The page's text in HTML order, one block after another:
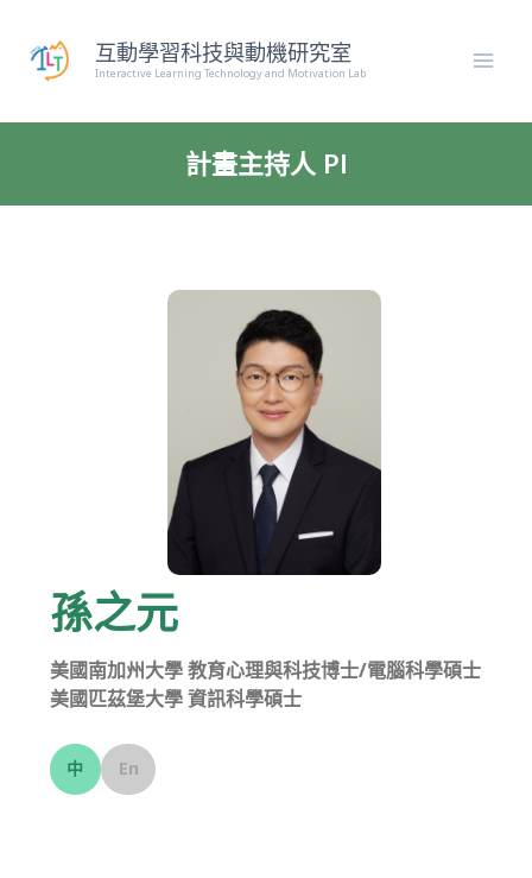
內
互動學習科技與動機研究室
Interactive Learning Technology and Motivation Lab
計畫主持人 Pl
孫之元
美國南加州大學 教育心理與科技博士/電腦科學碩士
美國匹茲堡大學 資訊科學碩士
中 En